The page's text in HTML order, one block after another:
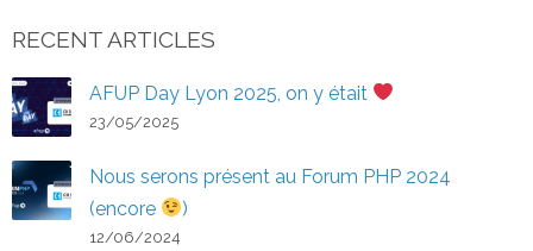
RECENT ARTICLES
AFUP Day Lyon 2025, on y était
23/05/2025
Nous serons présent au Forum PHP 2024
(encore
)
12/06/2024